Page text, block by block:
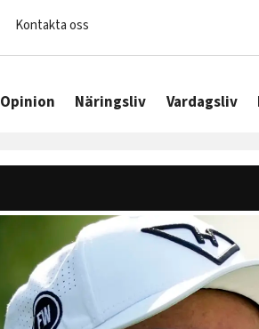
Kontakta oss
Opinion Näringsliv Vardagsliv